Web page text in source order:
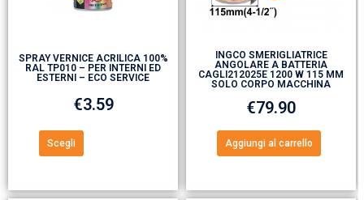
SPRAY VERNICE ACRILICA 100%
RAL TP010 – PER INTERNI ED
ESTERNI – ECO SERVICE
€3.59
Scegli
INGCO SMERIGLIATRICE
ANGOLARE A BATTERIA
CAGLI212025E 1200 W 115 MM
SOLO CORPO MACCHINA
€79.90
Aggiungi al carrello